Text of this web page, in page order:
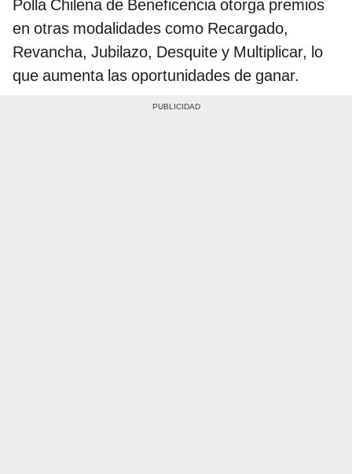
Polla Chilena de Beneficencia otorga premios
en otras modalidades como Recargado,
Revancha, Jubilazo, Desquite y Multiplicar, lo
que aumenta las oportunidades de ganar.